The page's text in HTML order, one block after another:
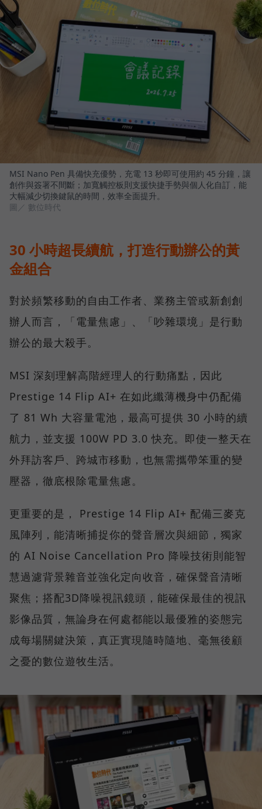
MSI Nano Pen 具備快充優勢，充電 13 秒即可使用約 45 分鐘，讓
創作與簽署不間斷；加寬觸控板則支援快捷手勢與個人化自訂，能
大幅減少切換鍵鼠的時間，效率全面提升。
圖／ 數位時代
30 小時超長續航，打造行動辦公的黃
金組合
對於頻繁移動的自由工作者、業務主管或新創創
辦人而言，「電量焦慮」、「吵雜環境」是行動
辦公的最大殺手。
MSI 深刻理解高階經理人的行動痛點，因此
Prestige 14 Flip AI+ 在如此纖薄機身中仍配備
了 81 Wh 大容量電池，最高可提供 30 小時的續
航力，並支援 100W PD 3.0 快充。即使一整天在
外拜訪客戶、跨城市移動，也無需攜帶笨重的變
壓器，徹底根除電量焦慮。
更重要的是， Prestige 14 Flip AI+ 配備三麥克
風陣列，能清晰捕捉你的聲音層次與細節，獨家
的 AI Noise Cancellation Pro 降噪技術則能智
慧過濾背景雜音並強化定向收音，確保聲音清晰
聚焦；搭配3D降噪視訊鏡頭，能確保最佳的視訊
影像品質，無論身在何處都能以最優雅的姿態完
成每場關鍵決策，真正實現隨時隨地、毫無後顧
之憂的數位遊牧生活。